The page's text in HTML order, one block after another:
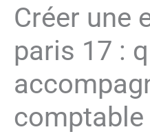
Créer une
paris 17 :
comptable